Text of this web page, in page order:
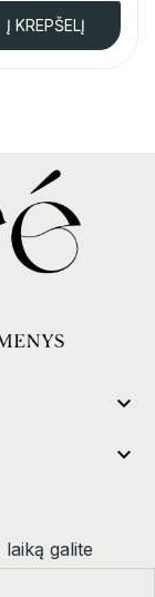
Į KREPŠELĮ


galite